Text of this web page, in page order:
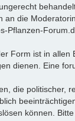
an die
Pflanzen-
Form ist in
dienen. Eine
die politischer,
können.